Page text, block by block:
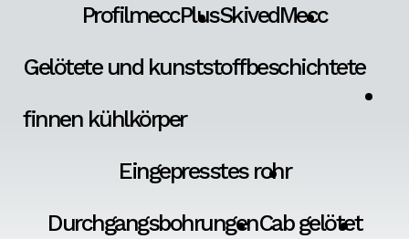
ProfilmeccPlusSkivedMecc
Gelötete und kunststoffbeschichtete
finnen kühlkörper
Eingepresstes rohr
DurchgangsbohrungenCab gelötet